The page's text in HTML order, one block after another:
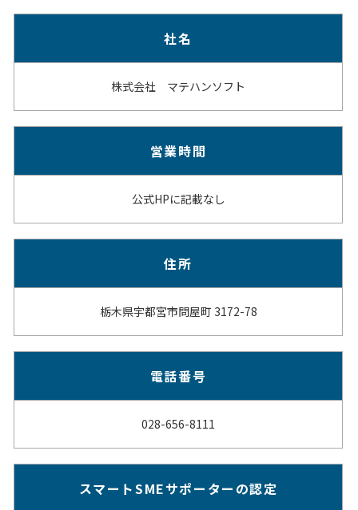
社名
株式会社 マテハンソフト
営業時間
公式HPに記載なし
住所
栃木県宇都宮市問屋町 3172-78
電話番号
028-656-8111
スマートSMEサポーターの認定